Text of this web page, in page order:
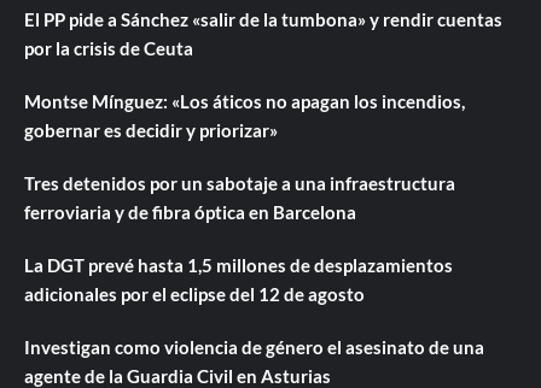
El PP pide a Sánchez «salir de la tumbona» y rendir cuentas
por la crisis de Ceuta
Montse Mínguez: «Los áticos no apagan los incendios,
gobernar es decidir y priorizar»
Tres detenidos por un sabotaje a una infraestructura
ferroviaria y de fibra óptica en Barcelona
La DGT prevé hasta 1,5 millones de desplazamientos
adicionales por el eclipse del 12 de agosto
Investigan como violencia de género el asesinato de una
agente de la Guardia Civil en Asturias